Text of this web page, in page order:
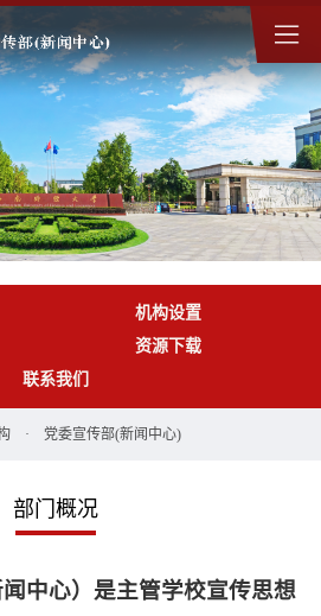
机构设置
资源下载
联系我们
· 党委宣传部(新闻中心)
部门概况
中心）是主管学校宣传思想